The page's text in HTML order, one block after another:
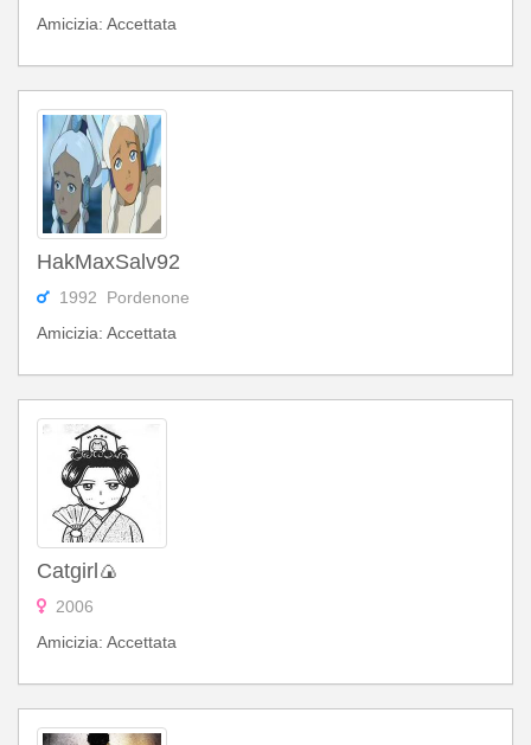
Amicizia: Accettata
HakMaxSalv92
1992 Pordenone
Amicizia: Accettata
Catgirl🍙
2006
Amicizia: Accettata